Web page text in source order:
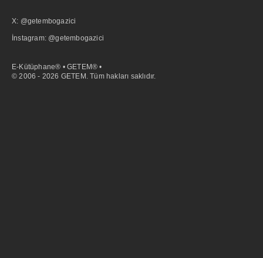
X: @getembogazici
İnstagram: @getembogazici
E-Kütüphane® • GETEM® •
© 2006 - 2026 GETEM. Tüm hakları saklıdır.